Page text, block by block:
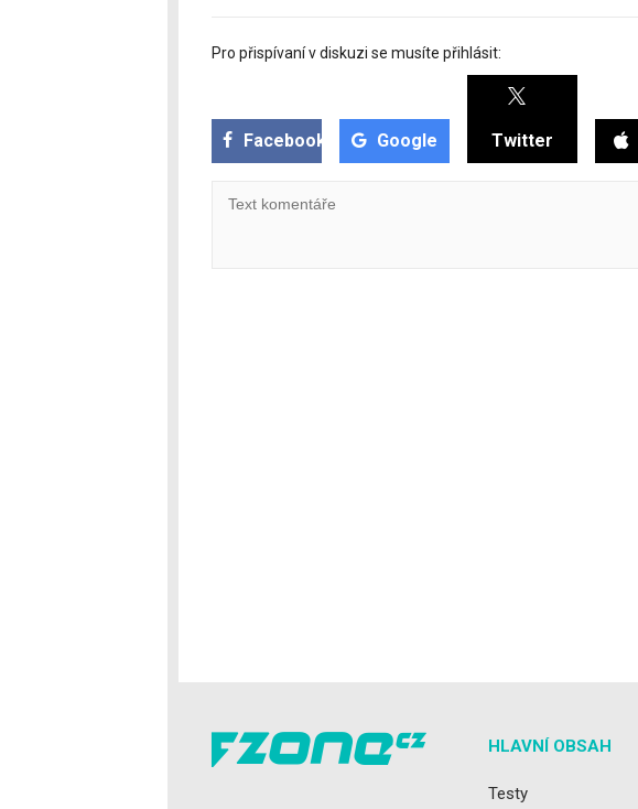
Pro přispívaní v diskuzi se musíte přihlásit:
Facebook Google Twitter
HLAVNÍ OBSAH
Testy